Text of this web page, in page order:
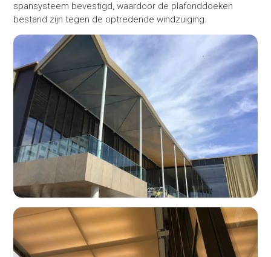
spansysteem bevestigd, waardoor de plafonddoeken
bestand zijn tegen de optredende windzuiging.